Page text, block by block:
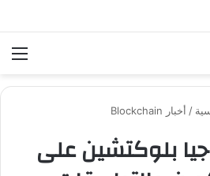
/ أخبار Blockchain
بلوكتشين على